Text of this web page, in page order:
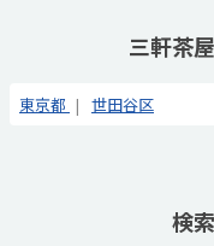
三軒茶
東京都 世田谷区
検